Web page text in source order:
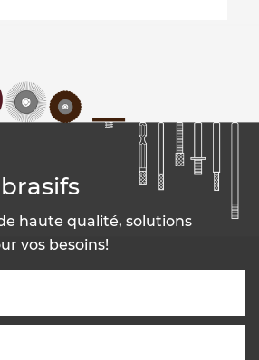
haute qualité, solutions
vos besoins!